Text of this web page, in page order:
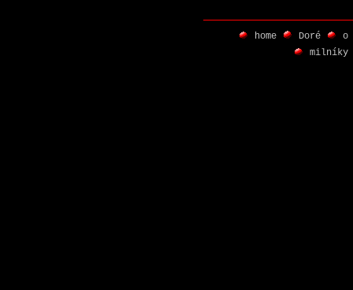
home Doré
o
milníky